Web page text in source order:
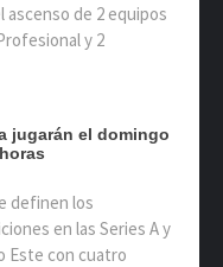
de 2 equipos
y 2
jugarán el domingo
definen los
en las Series A y
Este con cuatro